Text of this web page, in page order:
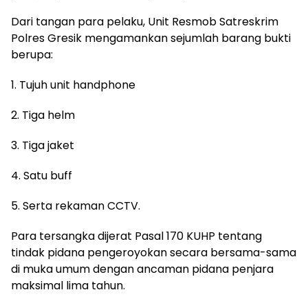
Dari tangan para pelaku, Unit Resmob Satreskrim
Polres Gresik mengamankan sejumlah barang bukti
berupa:
1. Tujuh unit handphone
2. Tiga helm
3. Tiga jaket
4. Satu buff
5. Serta rekaman CCTV.
Para tersangka dijerat Pasal 170 KUHP tentang
tindak pidana pengeroyokan secara bersama-sama
di muka umum dengan ancaman pidana penjara
maksimal lima tahun.